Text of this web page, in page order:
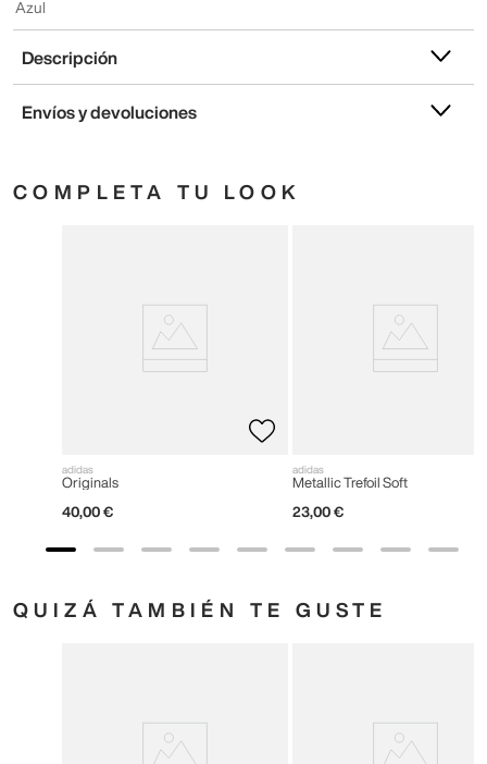
Azul
Descripción
Envíos y devoluciones
COMPLETA TU LOOK
adidas
Originals
40,00 €
adidas
Metallic Trefoil Soft
23,00 €
QUIZÁ TAMBIÉN TE GUSTE